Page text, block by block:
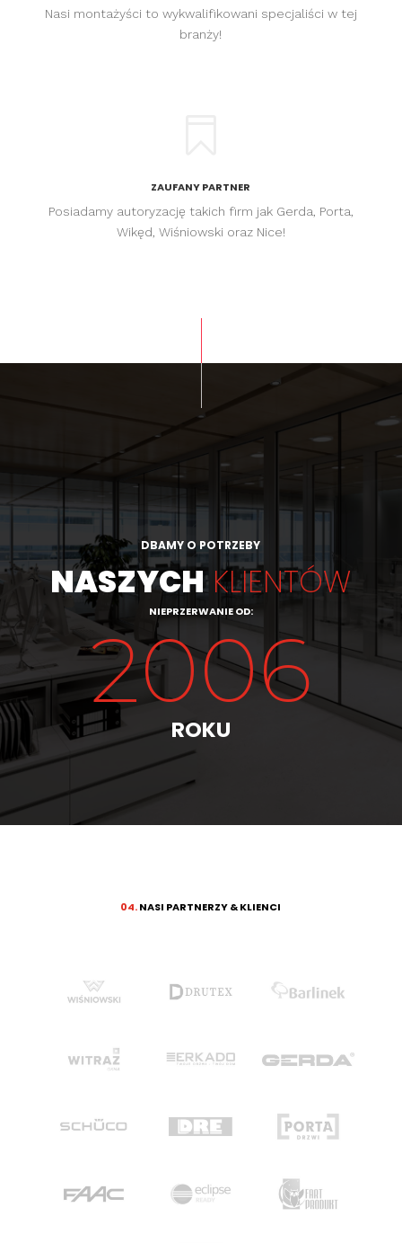
Nasi montażyści to wykwalifikowani specjaliści w tej
branży!
ZAUFANY PARTNER
Posiadamy autoryzację takich firm jak Gerda, Porta,
Wikęd, Wiśniowski oraz Nice!
DBAMY O POTRZEBY
NASZYCH KLIENTÓW
NIEPRZERWANIE OD:
2006
ROKU
04.NASI PARTNERZY & KLIENCI